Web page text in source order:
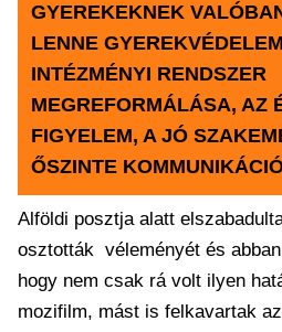
GYEREKEKNEK
LENNE
INTÉZMÉNYI RENDSZER
MEGREFORMÁLÁSA, AZ
FIGYELEM, A JÓ
ŐSZINTE
Alföldi posztja alatt
osztották véleményét és
hogy nem csak rá volt ilyen
mozifilm, mást is felkavartak